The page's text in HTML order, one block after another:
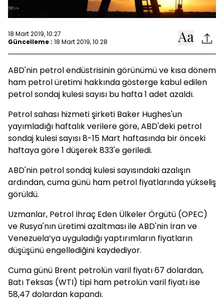
18 Mart 2019, 10:27
Güncelleme : 18 Mart 2019, 10:28
ABD'nin petrol endüstrisinin görünümü ve kısa dönem
ham petrol üretimi hakkında gösterge kabul edilen
petrol sondaj kulesi sayısı bu hafta 1 adet azaldı.
Petrol sahası hizmeti şirketi Baker Hughes'un
yayımladığı haftalık verilere göre, ABD'deki petrol
sondaj kulesi sayısı 8-15 Mart haftasında bir önceki
haftaya göre 1 düşerek 833'e geriledi.
ABD'nin petrol sondaj kulesi sayısındaki azalışın
ardından, cuma günü ham petrol fiyatlarında yükseliş
görüldü.
Uzmanlar, Petrol İhraç Eden Ülkeler Örgütü (OPEC)
ve Rusya'nın üretimi azaltması ile ABD'nin İran ve
Venezuela’ya uyguladığı yaptırımların fiyatların
düşüşünü engellediğini kaydediyor.
Cuma günü Brent petrolün varil fiyatı 67 dolardan,
Batı Teksas (WTI) tipi ham petrolün varil fiyatı ise
58,47 dolardan kapandı.